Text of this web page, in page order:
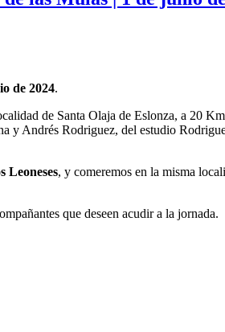
de 2024.
de Santa Olaja de Eslonza, a 20
y Andrés Rodriguez, del estudio
Leoneses, y comeremos en la misma
que deseen acudir a la jornada.